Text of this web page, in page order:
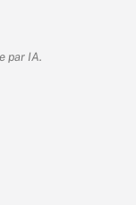
par IA.